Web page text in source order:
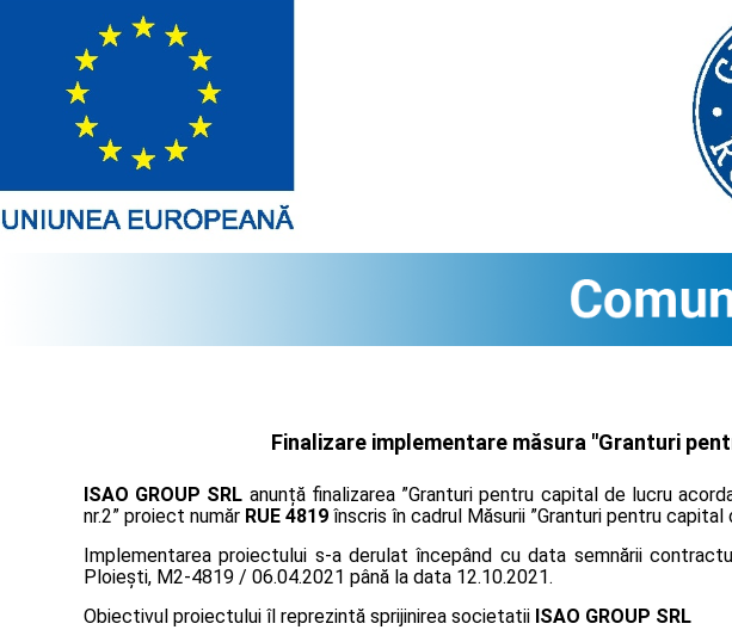
Finalizare implementare măsura "Granturi
ISAO GROUP SRL anunță finalizarea ”Granturi pentru capital de lucru
nr.2” proiect număr RUE 4819 înscris în cadrul Măsurii ”Granturi pentru
Implementarea proiectului s-a derulat începând cu data semnării
Ploiești, M2-4819 / 06.04.2021 până la data 12.10.2021.
Obiectivul proiectului îl reprezintă sprijinirea societatii ISAO GROUP SRL